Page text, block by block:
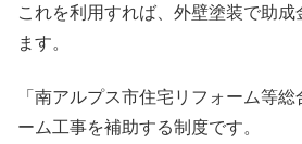
これを利用すれば、外壁塗装で助
ます。
「南アルプス市住宅リフォーム等
ーム工事を補助する制度です。